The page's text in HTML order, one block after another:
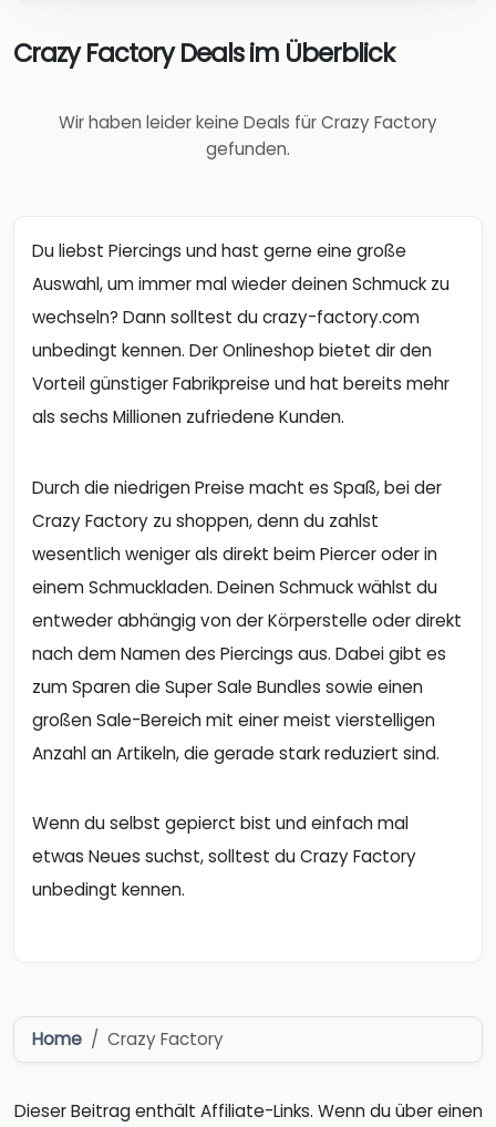
Crazy Factory Deals im Überblick
Wir haben leider keine Deals für Crazy Factory
gefunden.
Du liebst Piercings und hast gerne eine große
Auswahl, um immer mal wieder deinen Schmuck zu
wechseln? Dann solltest du crazy-factory.com
unbedingt kennen. Der Onlineshop bietet dir den
Vorteil günstiger Fabrikpreise und hat bereits mehr
als sechs Millionen zufriedene Kunden.
Durch die niedrigen Preise macht es Spaß, bei der
Crazy Factory zu shoppen, denn du zahlst
wesentlich weniger als direkt beim Piercer oder in
einem Schmuckladen. Deinen Schmuck wählst du
entweder abhängig von der Körperstelle oder direkt
nach dem Namen des Piercings aus. Dabei gibt es
zum Sparen die Super Sale Bundles sowie einen
großen Sale-Bereich mit einer meist vierstelligen
Anzahl an Artikeln, die gerade stark reduziert sind.
Wenn du selbst gepierct bist und einfach mal
etwas Neues suchst, solltest du Crazy Factory
unbedingt kennen.
Home Crazy Factory
Dieser Beitrag enthält Affiliate-Links. Wenn du über einen